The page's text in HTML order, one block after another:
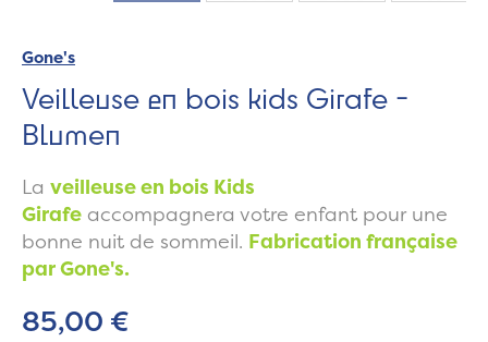
Gone's
Veilleuse en bois kids Girafe -
Blumen
La veilleuseen bois Kids
Girafe accompagnera votre enfant pour une
bonne nuit de sommeil. Fabrication française
par Gone's.
85,00 €